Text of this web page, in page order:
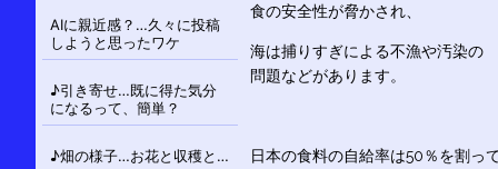
食の安全性が脅かされ、
海は捕りすぎによる不漁や汚染の
問題などがあります。
日本の食料の自給率は50％を割っ
AIに親近感？…久々に投稿
しようと思ったワケ
♪引き寄せ…既に得た気分
になるって、簡単？
♪畑の様子…お花と収穫と…